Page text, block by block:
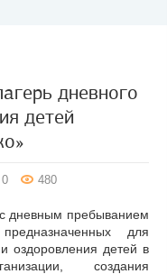
дневного
детей
0 480
дневным пребыванием
для
оздоровления детей в
создания